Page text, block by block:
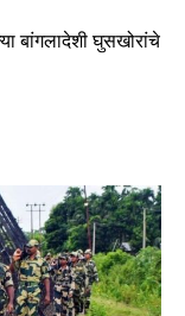
बांगलादेशी घुसखोरांचे